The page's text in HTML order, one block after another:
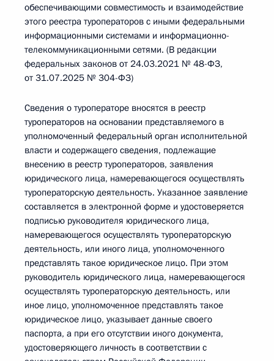
обеспечивающими совместимость и взаимодействие
этого реестра туроператоров с иными федеральными
информационными системами и информационно-
телекоммуникационными сетями. (В редакции
федеральных законов от 24.03.2021 № 48-ФЗ,
от 31.07.2025 № 304-ФЗ)
Сведения о туроператоре вносятся в реестр
туроператоров на основании представляемого в
уполномоченный федеральный орган исполнительной
власти и содержащего сведения, подлежащие
внесению в реестр туроператоров, заявления
юридического лица, намеревающегося осуществлять
туроператорскую деятельность. Указанное заявление
составляется в электронной форме и удостоверяется
подписью руководителя юридического лица,
намеревающегося осуществлять туроператорскую
деятельность, или иного лица, уполномоченного
представлять такое юридическое лицо. При этом
руководитель юридического лица, намеревающегося
осуществлять туроператорскую деятельность, или
иное лицо, уполномоченное представлять такое
юридическое лицо, указывает данные своего
паспорта, а при его отсутствии иного документа,
удостоверяющего личность в соответствии с